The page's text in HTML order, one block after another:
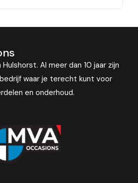
Al meer dan 10 jaar zijn
waar je terecht kunt voor
en onderhoud.